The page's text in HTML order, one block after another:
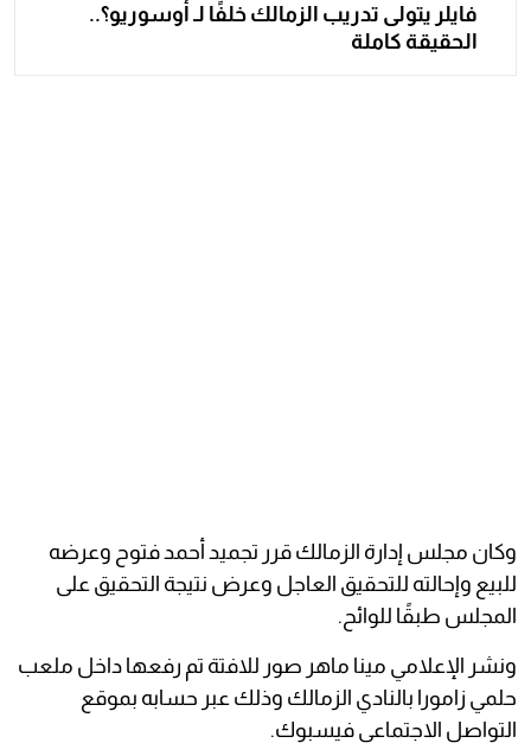
فايلر يتولى تدريب الزمالك خلفًا لـ أوسوريو؟..
الحقيقة كاملة
وكان مجلس إدارة الزمالك قرر تجميد أحمد فتوح وعرضه
للبيع وإحالته للتحقيق العاجل وعرض نتيجة التحقيق على
المجلس طبقًا للوائح.
ونشر الإعلامي مينا ماهر صور للافتة تم رفعها داخل ملعب
حلمي زامورا بالنادي الزمالك وذلك عبر حسابه بموقع
التواصل الاجتماعي فيسبوك.